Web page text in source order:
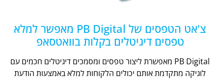
צ'אט הטפסים של PB Digital מאפשר למלא
טפסים דיגיטלים בקלות בוואטסאפ
PB Digital מאפשרת ליצור טפסים ומסמכים דיגיטלים חכמים עם
לוגיקה מתקדמת אותם יכולים הלקוחות למלא באמצעות הודעת